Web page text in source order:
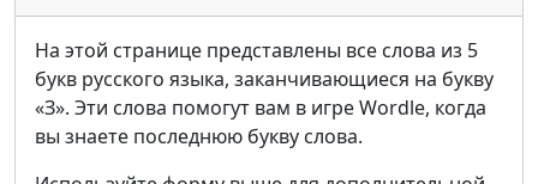
На этой странице представлены все слова из 5
букв русского языка, заканчивающиеся на букву
«З». Эти слова помогут вам в игре Wordle, когда
вы знаете последнюю букву слова.